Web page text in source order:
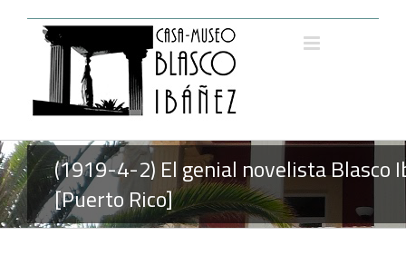
contenido
(1919-4-2) El genial novelista Blasco
[Puerto Rico]